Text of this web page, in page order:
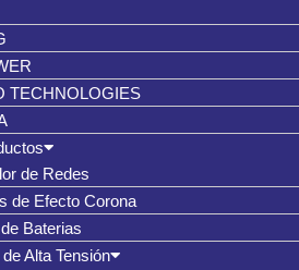
TECHNOLOGIES
de Redes
de Efecto Corona
Baterias
Alta Tensión